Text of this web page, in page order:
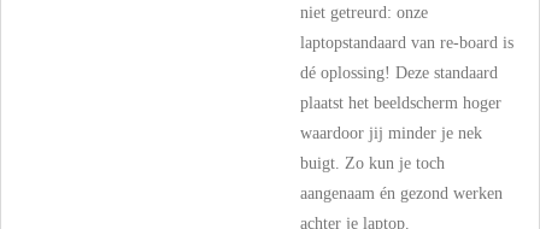
niet getreurd: onze
laptopstandaard van re-board is
dé oplossing! Deze standaard
plaatst het beeldscherm hoger
waardoor jij minder je nek
buigt. Zo kun je toch
aangenaam én gezond werken
achter je laptop.